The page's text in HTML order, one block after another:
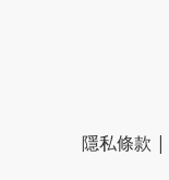
隱私條款 |